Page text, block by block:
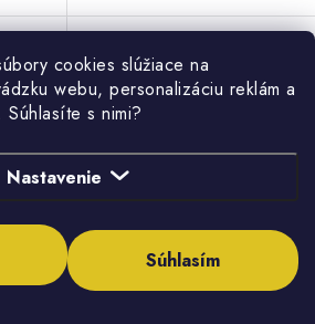
cookies slúžiace na
webu, personalizáciu reklám a
Súhlasíte s nimi?
Nastavenie
Súhlasím
zásobníkový ohrievač
Storatherm Aqua AF
300/1M_B, s izoláciou
1 203,68 €